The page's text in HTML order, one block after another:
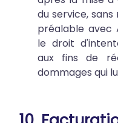
du service,
préalable avec
le droit
aux fins de
dommages qui